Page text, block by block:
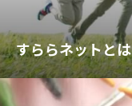
すららネットとは